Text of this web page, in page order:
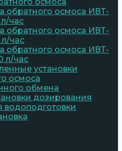
обратного осмоса ИВТ-
л/час
обратного осмоса ИВТ-
л/час
обратного осмоса ИВТ-
л/час
установки
осмоса
обмена
дозирования
водоподготовки